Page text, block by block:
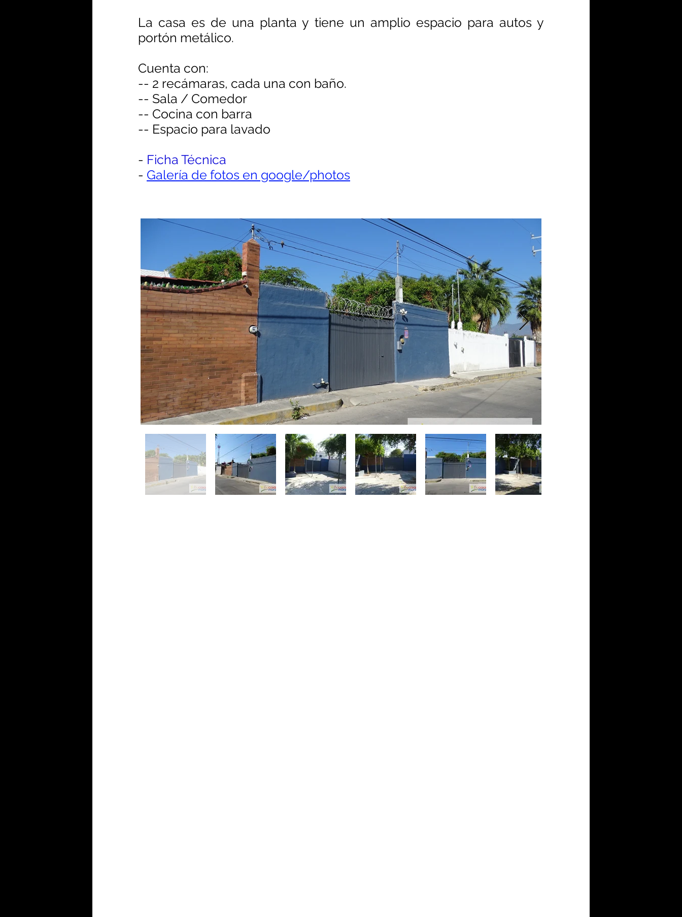
La casa es de una planta y tiene un amplio espacio para autos y
portón metálico.
Cuenta con:
-- 2 recámaras, cada una con baño.
-- Sala / Comedor
-- Cocina con barra
-- Espacio para lavado
- Ficha Técnica
- Galería de fotos en google/photos